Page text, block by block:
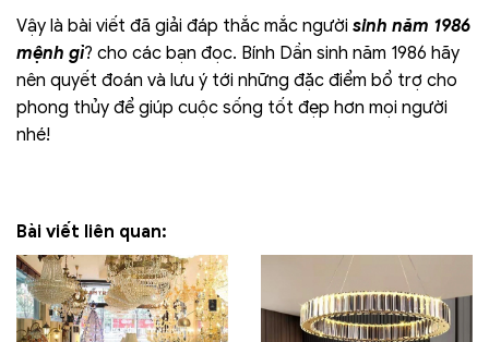
Vậy là bài viết đã giải đáp thắc mắc người sinh năm 1986
mệnh gì? cho các bạn đọc. Bính Dần sinh năm 1986 hãy
nên quyết đoán và lưu ý tới những đặc điểm bổ trợ cho
phong thủy để giúp cuộc sống tốt đẹp hơn mọi người
nhé!
Bài viết liên quan: